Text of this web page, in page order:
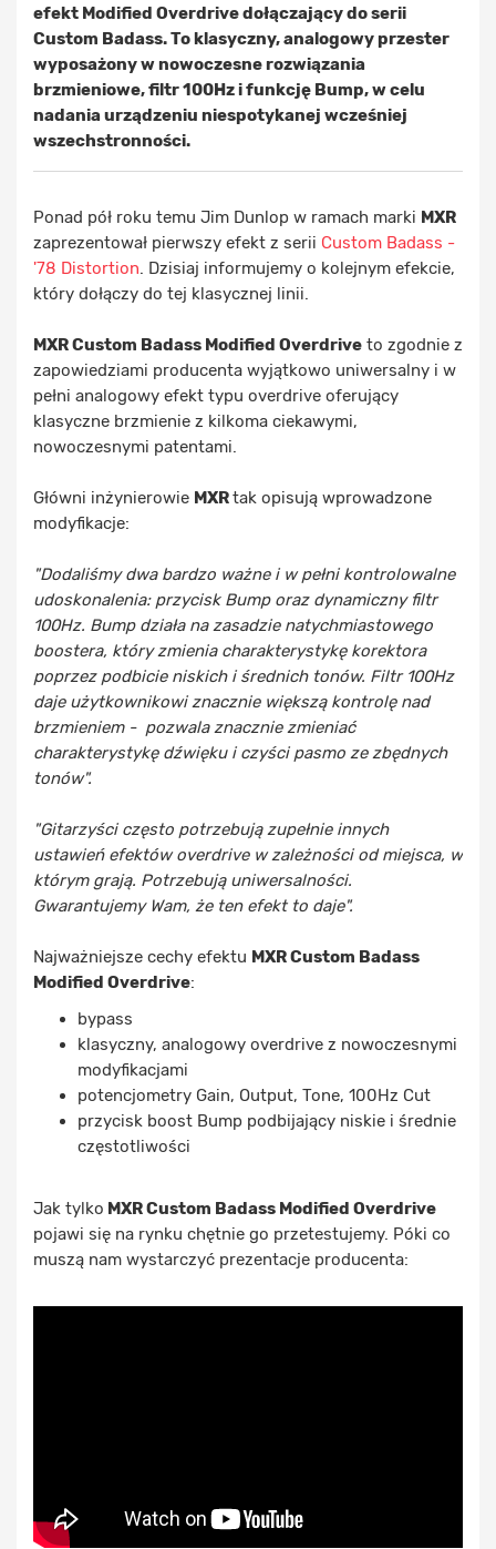
efekt Modified Overdrive dołączający do serii
Custom Badass. To klasyczny, analogowy przester
wyposażony w nowoczesne rozwiązania
brzmieniowe, filtr 100Hz i funkcję Bump, w celu
nadania urządzeniu niespotykanej wcześniej
wszechstronności.
Ponad pół roku temu Jim Dunlop w ramach marki MXR
zaprezentował pierwszy efekt z serii Custom Badass -
'78 Distortion. Dzisiaj informujemy o kolejnym efekcie,
który dołączy do tej klasycznej linii.
MXR Custom Badass Modified Overdrive to zgodnie z
zapowiedziami producenta wyjątkowo uniwersalny i w
pełni analogowy efekt typu overdrive oferujący
klasyczne brzmienie z kilkoma ciekawymi,
nowoczesnymi patentami.
Główni inżynierowie MXRtak opisują wprowadzone
modyfikacje:
"Dodaliśmy dwa bardzo ważne i w pełni kontrolowalne
udoskonalenia: przycisk Bump oraz dynamiczny filtr
100Hz. Bump działa na zasadzie natychmiastowego
boostera, który zmienia charakterystykę korektora
poprzez podbicie niskich i średnich tonów. Filtr 100Hz
daje użytkownikowi znacznie większą kontrolę nad
brzmieniem - pozwala znacznie zmieniać
charakterystykę dźwięku i czyści pasmo ze zbędnych
tonów".
"Gitarzyści często potrzebują zupełnie innych
ustawień efektów overdrive w zależności od miejsca, w
którym grają. Potrzebują uniwersalności.
Gwarantujemy Wam, że ten efekt to daje".
Najważniejsze cechy efektu MXR Custom Badass
Modified Overdrive:
bypass
klasyczny, analogowy overdrive z nowoczesnymi
modyfikacjami
potencjometry Gain, Output, Tone, 100Hz Cut
przycisk boost Bump podbijający niskie i średnie
częstotliwości
Jak tylko MXR Custom Badass Modified Overdrive
pojawi się na rynku chętnie go przetestujemy. Póki co
muszą nam wystarczyć prezentacje producenta: